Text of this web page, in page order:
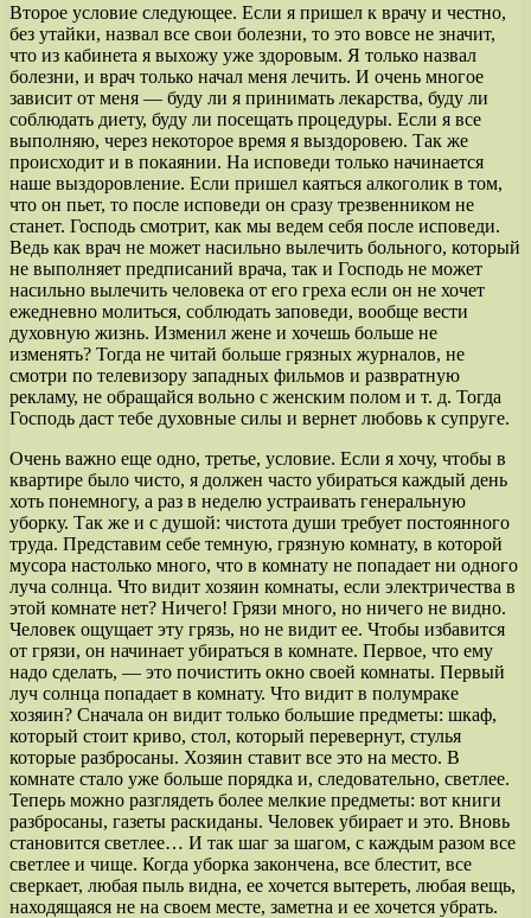
Второе условие следующее. Если я пришел к врачу и честно,
без утайки, назвал все свои болезни, то это вовсе не значит,
что из кабинета я выхожу уже здоровым. Я только назвал
болезни, и врач только начал меня лечить. И очень многое
зависит от меня — буду ли я принимать лекарства, буду ли
соблюдать диету, буду ли посещать процедуры. Если я все
выполняю, через некоторое время я выздоровею. Так же
происходит и в покаянии. На исповеди только начинается
наше выздоровление. Если пришел каяться алкоголик в том,
что он пьет, то после исповеди он сразу трезвенником не
станет. Господь смотрит, как мы ведем себя после исповеди.
Ведь как врач не может насильно вылечить больного, который
не выполняет предписаний врача, так и Господь не может
насильно вылечить человека от его греха если он не хочет
ежедневно молиться, соблюдать заповеди, вообще вести
духовную жизнь. Изменил жене и хочешь больше не
изменять? Тогда не читай больше грязных журналов, не
смотри по телевизору западных фильмов и развратную
рекламу, не обращайся вольно с женским полом и т. д. Тогда
Господь даст тебе духовные силы и вернет любовь к супруге.
Очень важно еще одно, третье, условие. Если я хочу, чтобы в
квартире было чисто, я должен часто убираться каждый день
хоть понемногу, а раз в неделю устраивать генеральную
уборку. Так же и с душой: чистота души требует постоянного
труда. Представим себе темную, грязную комнату, в которой
мусора настолько много, что в комнату не попадает ни одного
луча солнца. Что видит хозяин комнаты, если электричества в
этой комнате нет? Ничего! Грязи много, но ничего не видно.
Человек ощущает эту грязь, но не видит ее. Чтобы избавится
от грязи, он начинает убираться в комнате. Первое, что ему
надо сделать, — это почистить окно своей комнаты. Первый
луч солнца попадает в комнату. Что видит в полумраке
хозяин? Сначала он видит только большие предметы: шкаф,
который стоит криво, стол, который перевернут, стулья
которые разбросаны. Хозяин ставит все это на место. В
комнате стало уже больше порядка и, следовательно, светлее.
Теперь можно разглядеть более мелкие предметы: вот книги
разбросаны, газеты раскиданы. Человек убирает и это. Вновь
становится светлее… И так шаг за шагом, с каждым разом все
светлее и чище. Когда уборка закончена, все блестит, все
сверкает, любая пыль видна, ее хочется вытереть, любая вещь,
находящаяся не на своем месте, заметна и ее хочется убрать.